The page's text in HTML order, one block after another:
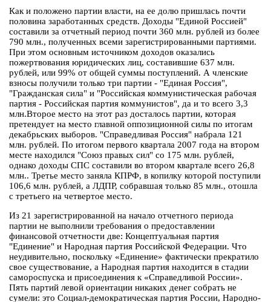
Как и положено партии власти, на ее долю пришлась почти
половина заработанных средств. Доходы "Единой Россией"
составили за отчетный период почти 360 млн. рублей из более
790 млн., полученных всеми зарегистрированными партиями.
При этом основным источником доходов оказались
пожертвования юридических лиц, составившие 637 млн.
рублей, или 99% от общей суммы поступлений. А членские
взносы получили только три партии - "Единая Россия",
"Гражданская сила" и "Российская коммунистическая рабочая
партия - Российская партия коммунистов", да и то всего 3,3
млн.Второе место на этот раз досталось партии, которая
претендует на место главной оппозиционной силы по итогам
декабрьских выборов. "Справедливая Россия" набрала 121
млн. рублей. По итогом первого квартала 2007 года на втором
месте находился "Союз правых сил" со 175 млн. рублей,
однако доходы СПС составили во втором квартале всего 26,8
млн.. Третье место заняла КПРФ, в копилку которой поступили
106,6 млн. рублей, а ЛДПР, собравшая только 85 млн., отошла
с третьего на четвертое место.
Из 21 зарегистрированной на начало отчетного периода
партии не выполнили требования о предоставлении
финансовой отчетности две: Концептуальная партия
"Единение" и Народная партия Российской Федерации. Что
неудивительно, поскольку «Единение» фактически прекратило
свое существование, а Народная партия находится в стадии
самороспуска и присоединения к «Справедливой России».
Пять партий левой ориентации никаких денег собрать не
сумели: это Социал-демократическая партия России, Народно-